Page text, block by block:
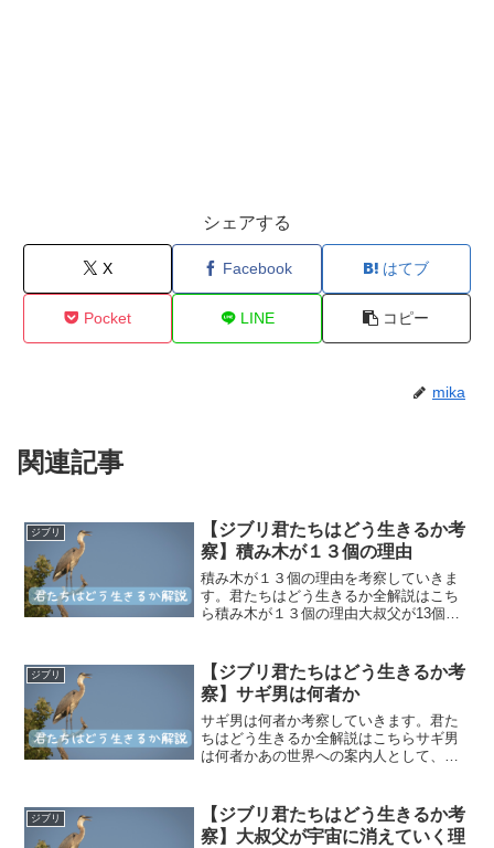
シェアする
X Facebook はてブ
Pocket LINE コピー
mika
関連記事
ジブリ
【ジブリ君たちはどう生きるか考
察】積み木が１３個の理由
積み木が１３個の理由を考察していきま
す。君たちはどう生きるか全解説はこち
ら積み木が１３個の理由大叔父が13個積
は何なのか。君たちはどう生きるかで
は、仏教と精神分析を...
ジブリ
【ジブリ君たちはどう生きるか考
察】サギ男は何者か
サギ男は何者か考察していきます。君た
ちはどう生きるか全解説はこちらサギ男
は何者かあの世界への案内人として、ア
つきだからだ。アオサギと詐欺師をかけ
ていると考えることが出来...
ジブリ
【ジブリ君たちはどう生きるか考
察】大叔父が宇宙に消えていく理